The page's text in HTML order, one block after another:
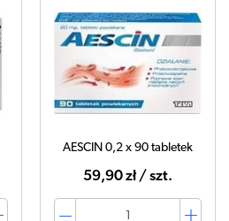
AESCIN 0,2 x 90 tabletek
59,90 zł / szt.